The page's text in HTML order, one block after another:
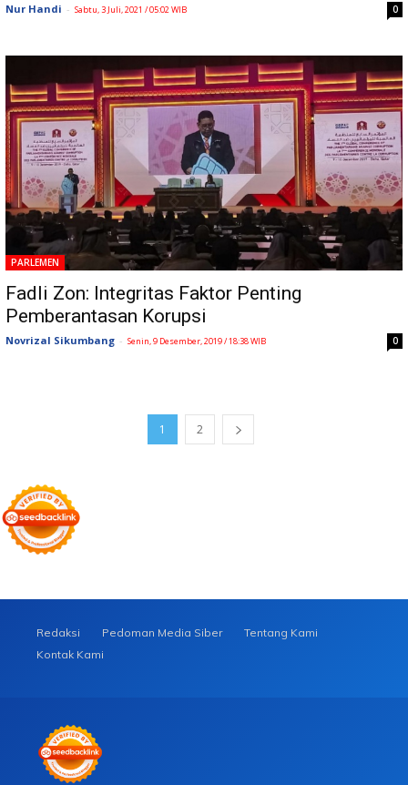
Nur Handi - Sabtu, 3 Juli, 2021 / 05:02 WIB 0
PARLEMEN
Fadli Zon: Integritas Faktor Penting
Pemberantasan Korupsi
Novrizal Sikumbang - Senin, 9 Desember, 2019 / 18:38 WIB 0
1 2
Redaksi Pedoman Media Siber
Tentang Kami
Kontak Kami